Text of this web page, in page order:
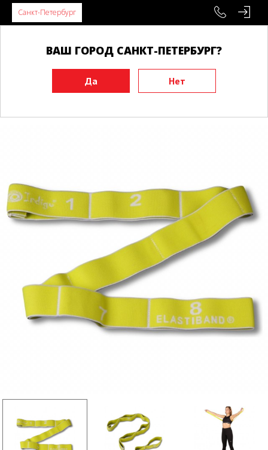
Санкт-Петербург
ВАШ ГОРОД САНКТ-ПЕТЕРБУРГ?
Инвентарь
Эспандеры